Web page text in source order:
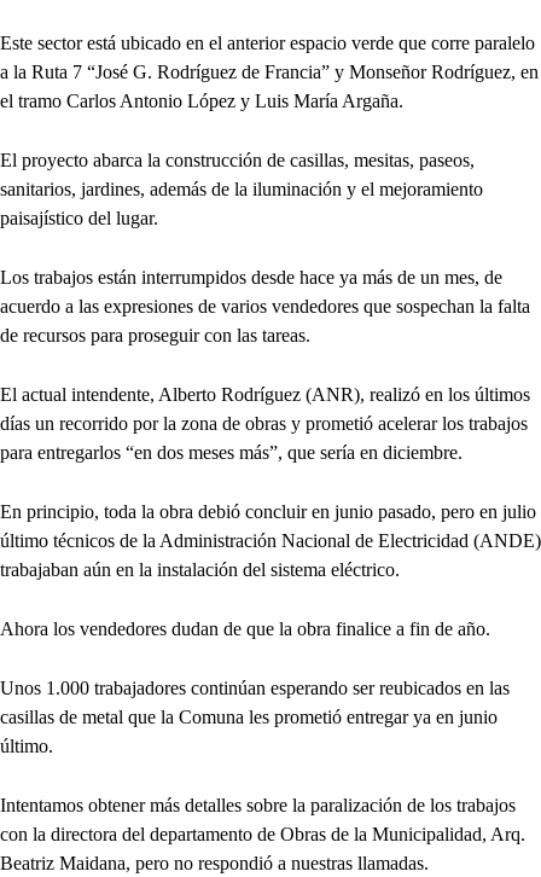
Este sector está ubicado en el anterior espacio verde que corre paralelo
a la Ruta 7 “José G. Rodríguez de Francia” y Monseñor Rodríguez, en
el tramo Carlos Antonio López y Luis María Argaña.
El proyecto abarca la construcción de casillas, mesitas, paseos,
sanitarios, jardines, además de la iluminación y el mejoramiento
paisajístico del lugar.
Los trabajos están interrumpidos desde hace ya más de un mes, de
acuerdo a las expresiones de varios vendedores que sospechan la falta
de recursos para proseguir con las tareas.
El actual intendente, Alberto Rodríguez (ANR), realizó en los últimos
días un recorrido por la zona de obras y prometió acelerar los trabajos
para entregarlos “en dos meses más”, que sería en diciembre.
En principio, toda la obra debió concluir en junio pasado, pero en julio
último técnicos de la Administración Nacional de Electricidad (ANDE)
trabajaban aún en la instalación del sistema eléctrico.
Ahora los vendedores dudan de que la obra finalice a fin de año.
Unos 1.000 trabajadores continúan esperando ser reubicados en las
casillas de metal que la Comuna les prometió entregar ya en junio
último.
Intentamos obtener más detalles sobre la paralización de los trabajos
con la directora del departamento de Obras de la Municipalidad, Arq.
Beatriz Maidana, pero no respondió a nuestras llamadas.